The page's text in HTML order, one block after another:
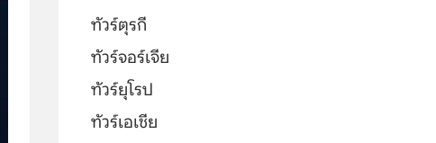
ทัวร์ตุรกี
ทัวร์จอร์เจีย
ทัวร์ยุโรป
ทัวร์เอเชีย